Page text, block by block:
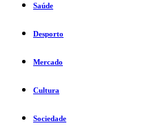
Saúde
Desporto
Mercado
Cultura
Sociedade